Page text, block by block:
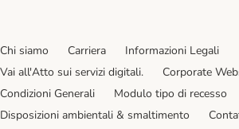
Chi siamo Carriera
Informazioni Legali
Vai all'Atto sui servizi digitali.
Corporate
Condizioni Generali
Modulo tipo di recesso
Disposizioni ambientali & smaltimento